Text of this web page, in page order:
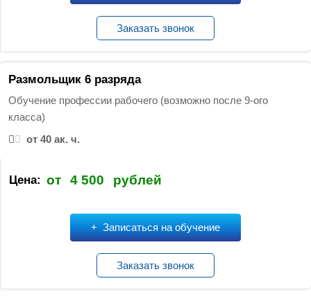
Заказать звонок
Размольщик 6 разряда
Обучение профессии рабочего (возможно после 9-ого
класса)
от 40 ак. ч.
Цена: от 4 500 рублей
Записаться на обучение
Заказать звонок